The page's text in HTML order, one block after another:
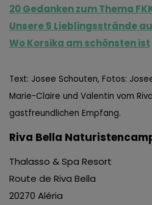
20 Gedanken zum Thema
Unsere 5 Lieblingsstrände
Wo Korsika am schönsten ist
Text: Josee Schouten, Fotos:
Marie-Claire und Valentin vom
gastfreundlichen Empfang.
Riva Bella
Thalasso & Spa Resort
Route de Riva Bella
20270 Aléria